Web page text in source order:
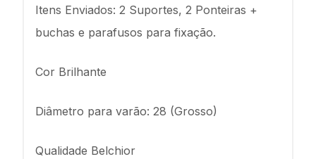
Itens Enviados: 2 Suportes, 2 Ponteiras +
buchas e parafusos para fixação.
Cor Brilhante
Diâmetro para varão: 28 (Grosso)
Qualidade Belchior